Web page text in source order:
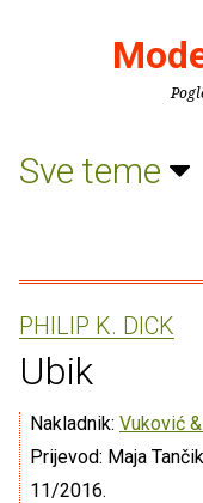
Sve teme
PHILIP K. DICK
Ubik
Nakladnik: Vuković
Prijevod: Maja Tančik
11/2016.